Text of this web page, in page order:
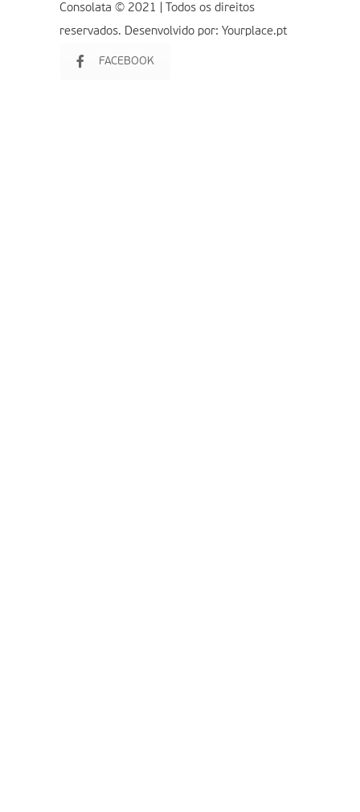
Consolata © 2021 | Todos os direitos
reservados. Desenvolvido por: Yourplace.pt
FACEBOOK